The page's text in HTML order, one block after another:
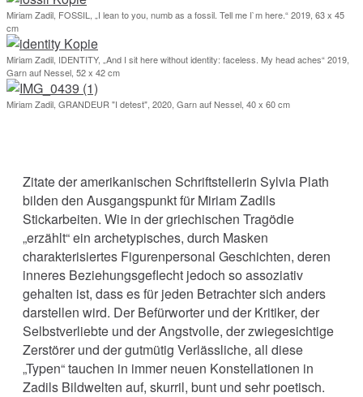
Miriam Zadil, FOSSIL, „I lean to you, numb as a fossil. Tell me I`m here.“ 2019, 63 x 45
cm
Miriam Zadil, IDENTITY, „And I sit here without identity: faceless. My head aches“ 2019,
Garn auf Nessel, 52 x 42 cm
Miriam Zadil, GRANDEUR "I detest", 2020, Garn auf Nessel, 40 x 60 cm
Zitate der amerikanischen Schriftstellerin Sylvia Plath
bilden den Ausgangspunkt für Miriam Zadils
Stickarbeiten. Wie in der griechischen Tragödie
„erzählt“ ein archetypisches, durch Masken
charakterisiertes Figurenpersonal Geschichten, deren
inneres Beziehungsgeflecht jedoch so assoziativ
gehalten ist, dass es für jeden Betrachter sich anders
darstellen wird. Der Befürworter und der Kritiker, der
Selbstverliebte und der Angstvolle, der zwiegesichtige
Zerstörer und der gutmütig Verlässliche, all diese
„Typen“ tauchen in immer neuen Konstellationen in
Zadils Bildwelten auf, skurril, bunt und sehr poetisch.